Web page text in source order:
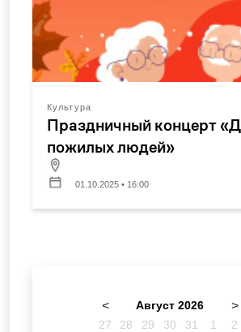
Культура
Праздничный концерт
пожилых людей»
01.10.2025 • 16:00
< Август 2026 >
27 28 29 30 31 1
2